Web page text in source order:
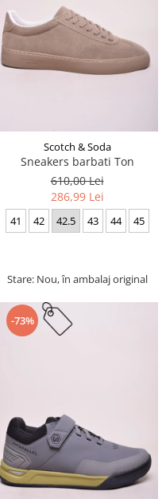
Scotch & Soda
Sneakers barbati Ton
610,00 Lei
286,99 Lei
41 42 42.5 43 44 45
Stare: Nou, în ambalaj original
-73%